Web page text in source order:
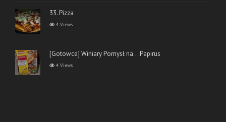
33. Pizza
4 Views
[Gotowce] Winiary Pomysł na… Papirus
4 Views